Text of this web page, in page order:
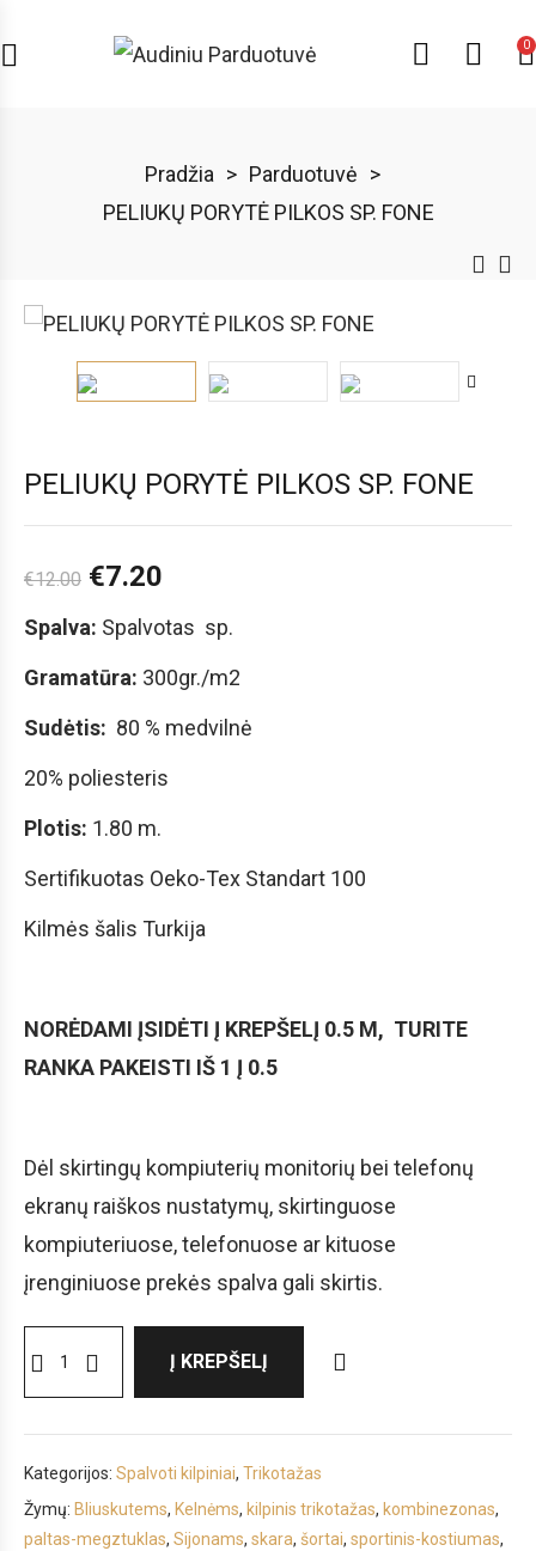
0
Pradžia > Parduotuvė >
PELIUKŲ PORYTĖ PILKOS SP. FONE
PELIUKŲ PORYTĖ PILKOS SP. FONE
€12.00 €7.20
Spalva: Spalvotas sp.
Gramatūra: 300gr./m2
Sudėtis: 80 % medvilnė
20% poliesteris
Plotis: 1.80 m.
Sertifikuotas Oeko-Tex Standart 100
Kilmės šalis Turkija
NORĖDAMI ĮSIDĖTI Į KREPŠELĮ 0.5 M, TURITE
RANKA PAKEISTI IŠ 1 Į 0.5
Dėl skirtingų kompiuterių monitorių bei telefonų
ekranų raiškos nustatymų, skirtinguose
kompiuteriuose, telefonuose ar kituose
įrenginiuose prekės spalva gali skirtis.
Į KREPŠELĮ
Kategorijos: Spalvoti kilpiniai, Trikotažas
Žymų: Bliuskutems, Kelnėms, kilpinis trikotažas, kombinezonas,
paltas-megztuklas, Sijonams, skara, šortai, sportinis-kostiumas,